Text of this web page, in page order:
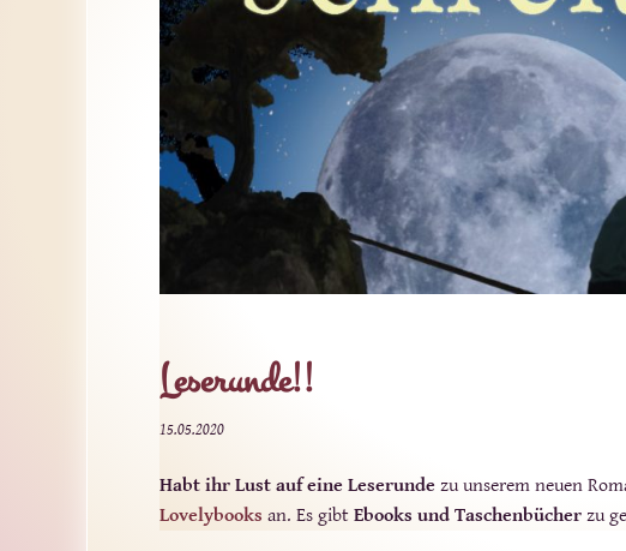
Leserunde!!
15.05.2020
Habt ihr Lust auf eine Leserundezu unserem neuen
Lovelybooks an. Es gibt Ebooks und Taschenbücherzu